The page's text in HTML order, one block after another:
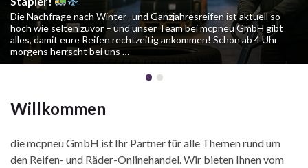
Die Nachfrage nach Winter- und Ganzjahresreifen ist aktuell so
hoch wie selten zuvor – und unser Team bei mcpneu GmbH gibt
alles, damit eure Reifen rechtzeitig ankommen! Schon ab 4 Uhr
morgens herrscht bei uns …
Willkommen
die mcpneu GmbH ist Ihr Partner für alle Themen rund um
den Reifen- und Räder-Onlinehandel. Wir bieten Ihnen vom